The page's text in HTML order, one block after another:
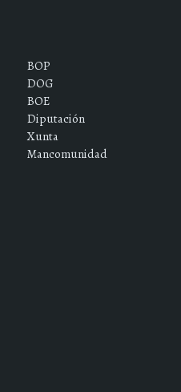
BOP
DOG
BOE
Diputación
Xunta
Mancomunidad